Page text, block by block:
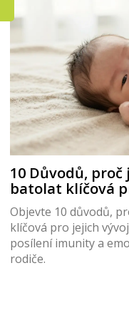
10 Důvodů, proč
batolat klíčová
Objevte 10 důvodů,
klíčová pro jejich
posílení imunity a
rodiče.